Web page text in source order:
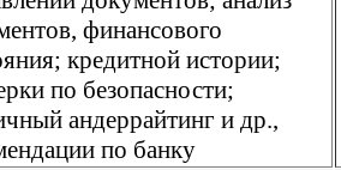
финансового
кредитной истории;
по безопасности;
андеррайтинг и др.,
по банку